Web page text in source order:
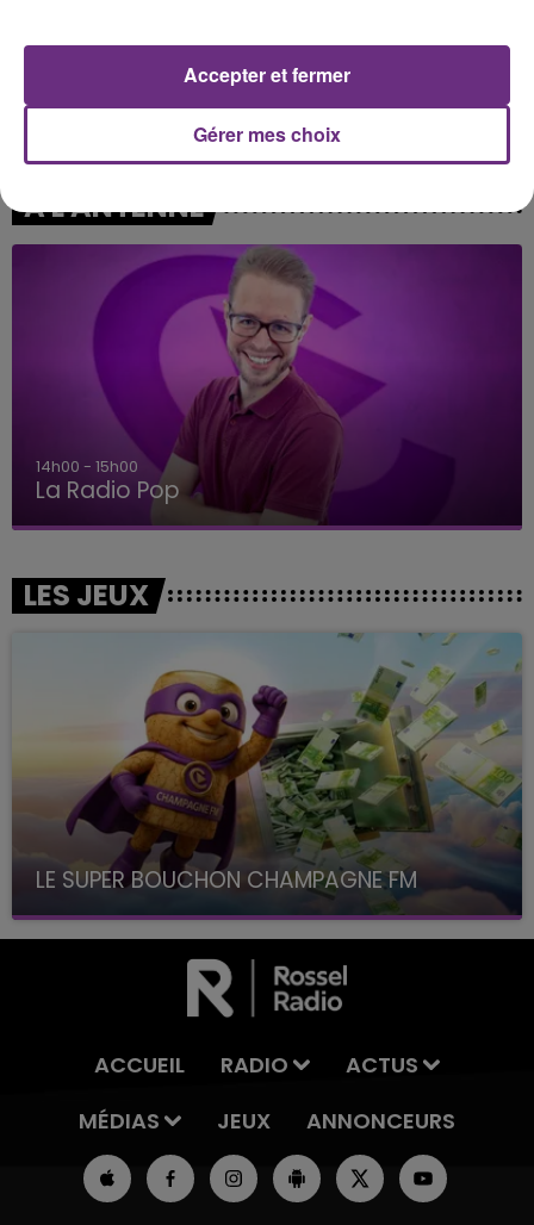
BENSON BOONE
Beautiful Things
PIERRE DE MAERE
Je Pense A Vous
A L'ANTENNE
14h00 - 15h00
La Radio Pop
LES JEUX
LE SUPER BOUCHON CHAMPAGNE FM
avec La Famille Champagne FM, à 8H10
ACCUEIL RADIO
ACTUS
MÉDIAS
JEUX ANNONCEURS
Gérer mes choix
Accepter et fermer